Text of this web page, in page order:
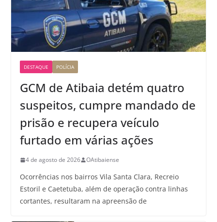
DESTAQUE POLÍCIA
GCM de Atibaia detém quatro
suspeitos, cumpre mandado de
prisão e recupera veículo
furtado em várias ações
4 de agosto de 2026 OAtibaiense
Ocorrências nos bairros Vila Santa Clara, Recreio
Estoril e Caetetuba, além de operação contra linhas
cortantes, resultaram na apreensão de